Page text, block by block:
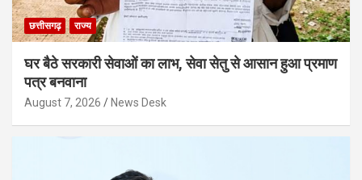
छत्तीसगढ़ राज्य
घर बैठे सरकारी सेवाओं का लाभ, सेवा सेतु से आसान हुआ प्रमाण
पत्र बनवाना
August 7, 2026 News Desk